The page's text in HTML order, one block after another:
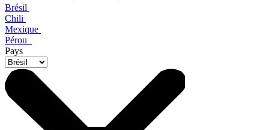
Brésil
Chili
Mexique
Pérou
Pays